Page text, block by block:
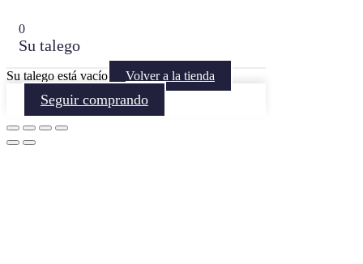
0
Su talego
Su talego está vacío Volver a la tienda
Seguir comprando